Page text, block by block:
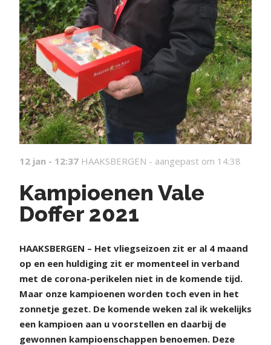
12 jan - 12:37 HAAKSBERGEN - aangepast om 14:38
Kampioenen Vale
Doffer 2021
HAAKSBERGEN – Het vliegseizoen zit er al 4 maand
op en een huldiging zit er momenteel in verband
met de corona-perikelen niet in de komende tijd.
Maar onze kampioenen worden toch even in het
zonnetje gezet. De komende weken zal ik wekelijks
een kampioen aan u voorstellen en daarbij de
gewonnen kampioenschappen benoemen. Deze